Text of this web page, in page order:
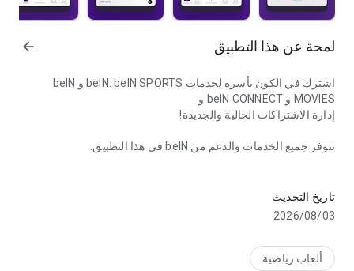
لمحة عن هذا التطبيق arrow_forward
اشترك في الكون بأسره لخدمات beIN: beIN SPORTS و beIN
MOVIES و beIN CONNECT و
إدارة الاشتراكات الحالية والجديدة!
تتوفر جميع الخدمات والدعم من beIN في هذا التطبيق.
المفضلة؟ اشترك هنا في التطبيق.
- هل لديك رقم البطاقة الذكية؟ تفعيل صندوق الإعداد الخاص بك.
تاريخ التحديث
03‏/08‏/2026
ألعاب رياضية